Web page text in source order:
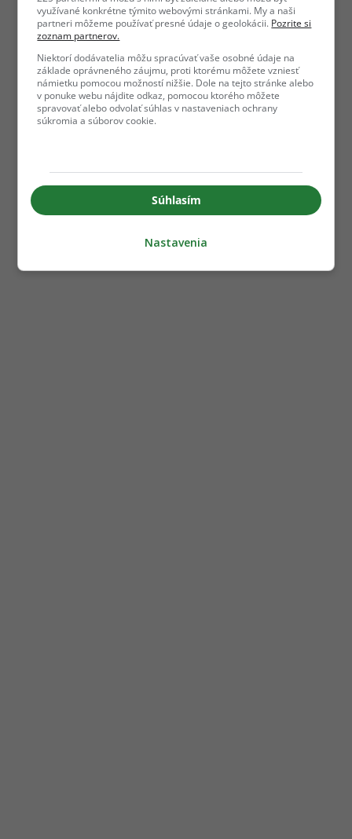
využívané konkrétne týmito webovými stránkami. My a naši
partneri môžeme používať presné údaje o geolokácii. Pozrite si
zoznam partnerov.
Niektorí dodávatelia môžu spracúvať vaše osobné údaje na
základe oprávneného záujmu, proti ktorému môžete vzniesť
námietku pomocou možností nižšie. Dole na tejto stránke alebo
v ponuke webu nájdite odkaz, pomocou ktorého môžete
spravovať alebo odvolať súhlas v nastaveniach ochrany
súkromia a súborov cookie.
Súhlasím
Nastavenia